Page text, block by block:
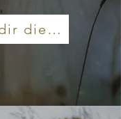
Öffne dir diese Tür